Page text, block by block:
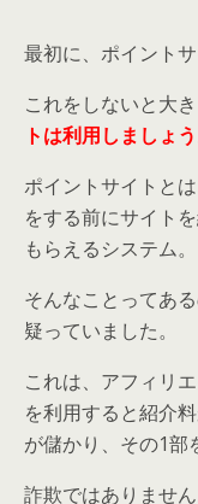
最初に、ポイント
これをしないと大
トは利用しましょう
ポイントサイトと
をする前にサイト
もらえるシステム。
そんなことってあ
疑っていました。
これは、アフィリ
を利用すると紹介
が儲かり、その1部
詐欺ではありません